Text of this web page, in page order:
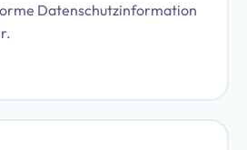
Datenschutzinformation